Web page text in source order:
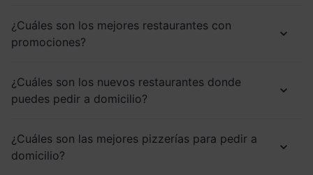
¿Cuáles son los mejores restaurantes con
promociones?
¿Cuáles son los nuevos restaurantes donde
puedes pedir a domicilio?
¿Cuáles son las mejores pizzerías para pedir a
domicilio?